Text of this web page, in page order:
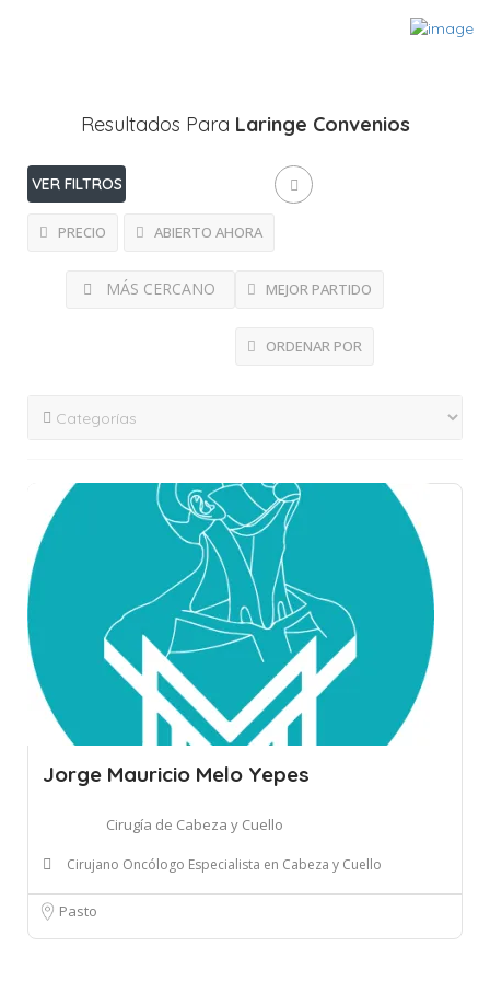
Resultados Para Laringe Convenios
VER FILTROS
PRECIO ABIERTO AHORA
MÁS CERCANO MEJOR PARTIDO
ORDENAR POR
Jorge Mauricio Melo Yepes
Cirugía de Cabeza y Cuello
Cirujano Oncólogo Especialista en Cabeza y Cuello
Pasto